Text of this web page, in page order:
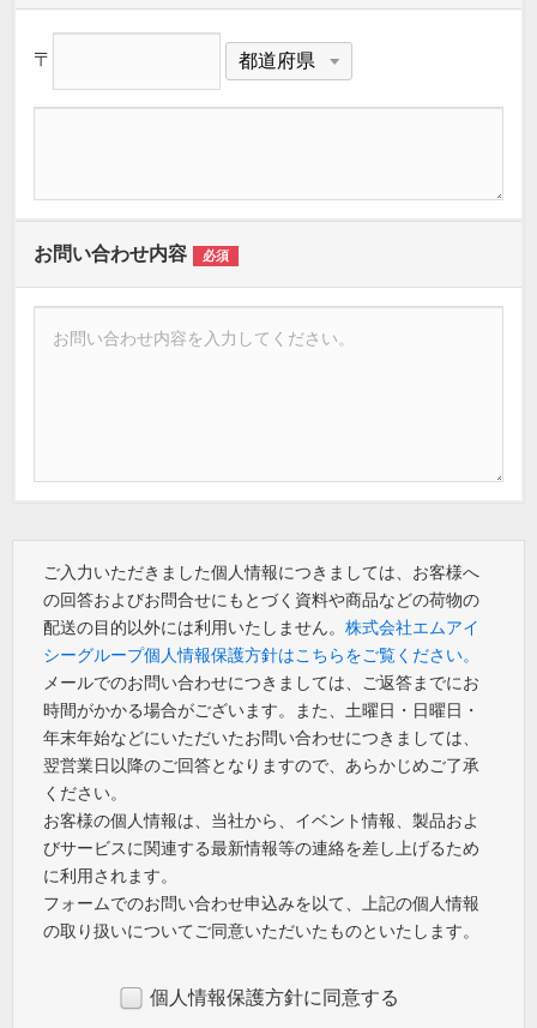
〒
お問い合わせ内容 必須
ご入力いただきました個人情報につきましては、お客様へ
の回答およびお問合せにもとづく資料や商品などの荷物の
配送の目的以外には利用いたしません。 株式会社エムアイ
シーグループ個人情報保護方針はこちらをご覧ください。
メールでのお問い合わせにつきましては、ご返答までにお
時間がかかる場合がございます。また、土曜日・日曜日・
年末年始などにいただいたお問い合わせにつきましては、
翌営業日以降のご回答となりますので、あらかじめご了承
ください。
お客様の個人情報は、当社から、イベント情報、製品およ
びサービスに関連する最新情報等の連絡を差し上げるため
に利用されます。
フォームでのお問い合わせ申込みを以て、上記の個人情報
の取り扱いについてご同意いただいたものといたします。
個人情報保護方針に同意する